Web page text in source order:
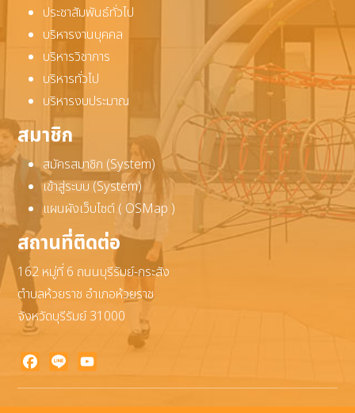
ประชาสัมพันธ์ทั่วไป
บริหารงานบุคคล
บริหารวิชาการ
บริหารทั่วไป
บริหารงบประมาณ
สมาชิก
สมัครสมาชิก (System)
เข้าสู่ระบบ (System)
แผนผังเว็บไซต์ ( OSMap )
สถานที่ติดต่อ
162 หมู่ที่ 6 ถนนบุรีรัมย์-กระสัง
ตำบลห้วยราช อำเภอห้วยราช
จังหวัดบุรีรัมย์ 31000